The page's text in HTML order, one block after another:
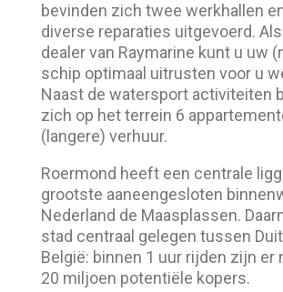
bevinden zich twee werkhallen
diverse reparaties uitgevoerd.
dealer van Raymarine kunt u uw
schip optimaal uitrusten voor u
Naast de watersport activiteiten
zich op het terrein 6
(langere) verhuur.
Roermond heeft een centrale
grootste aaneengesloten
Nederland de Maasplassen.
stad centraal gelegen tussen
België: binnen 1 uur rijden zijn er
20 miljoen potentiële kopers.